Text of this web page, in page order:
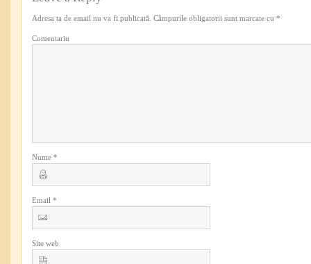
Adresa ta de email nu va fi publicată. Câmpurile obligatorii sunt marcate cu *
Comentariu
Nume *
Email *
Site web